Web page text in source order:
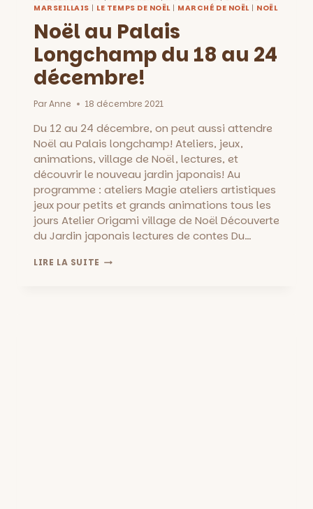
MARSEILLAIS | LE TEMPS DE NOËL| MARCHÉ DE NOËL| NOËL
Noël au Palais
Longchamp du 18 au 24
décembre!
ParAnne 18 décembre 2021
Du 12 au 24 décembre, on peut aussi attendre
Noël au Palais longchamp! Ateliers, jeux,
animations, village de Noël, lectures, et
découvrir le nouveau jardin japonais! Au
programme : ateliers Magie ateliers artistiques
jeux pour petits et grands animations tous les
jours Atelier Origami village de Noël Découverte
du Jardin japonais lectures de contes Du…
LIRE LA SUITE NOËL